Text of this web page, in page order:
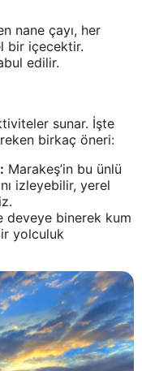
nane çayı, her
bir içecektir.
edilir.
sunar. İşte
birkaç öneri:
Marakeş’in bu ünlü
izleyebilir, yerel
deveye binerek kum
yolculuk